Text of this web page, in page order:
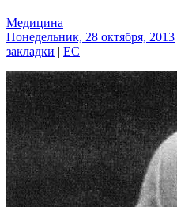
Медицина
Понедельник, 28 октября, 2013
закладки | EC